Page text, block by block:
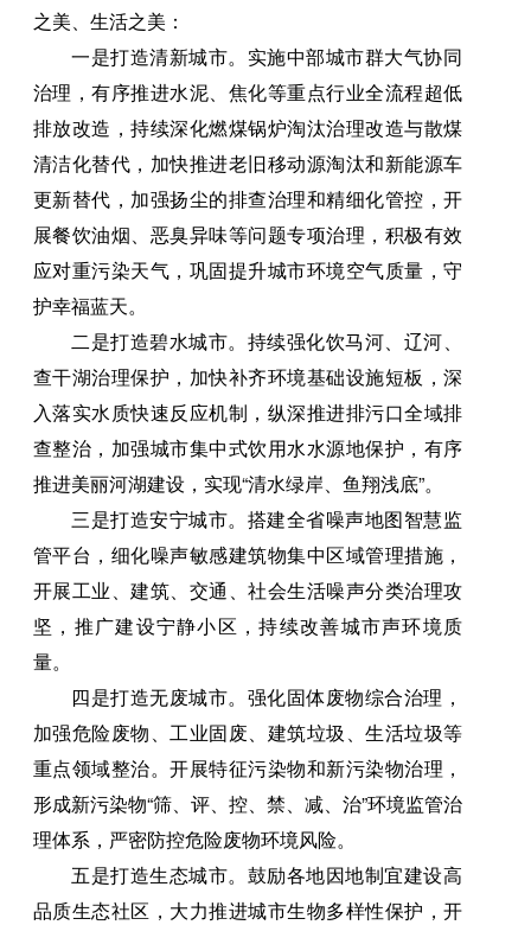
之美、生活之美：
一是打造清新城市。实施中部城市群大气协同
治理，有序推进水泥、焦化等重点行业全流程超低
排放改造，持续深化燃煤锅炉淘汰治理改造与散煤
清洁化替代，加快推进老旧移动源淘汰和新能源车
更新替代，加强扬尘的排查治理和精细化管控，开
展餐饮油烟、恶臭异味等问题专项治理，积极有效
应对重污染天气，巩固提升城市环境空气质量，守
护幸福蓝天。
二是打造碧水城市。持续强化饮马河、辽河、
查干湖治理保护，加快补齐环境基础设施短板，深
入落实水质快速反应机制，纵深推进排污口全域排
查整治，加强城市集中式饮用水水源地保护，有序
推进美丽河湖建设，实现“清水绿岸、鱼翔浅底”。
三是打造安宁城市。搭建全省噪声地图智慧监
管平台，细化噪声敏感建筑物集中区域管理措施，
开展工业、建筑、交通、社会生活噪声分类治理攻
坚，推广建设宁静小区，持续改善城市声环境质
量。
四是打造无废城市。强化固体废物综合治理，
加强危险废物、工业固废、建筑垃圾、生活垃圾等
重点领域整治。开展特征污染物和新污染物治理，
形成新污染物“筛、评、控、禁、减、治”环境监管治
理体系，严密防控危险废物环境风险。
五是打造生态城市。鼓励各地因地制宜建设高
品质生态社区，大力推进城市生物多样性保护，开